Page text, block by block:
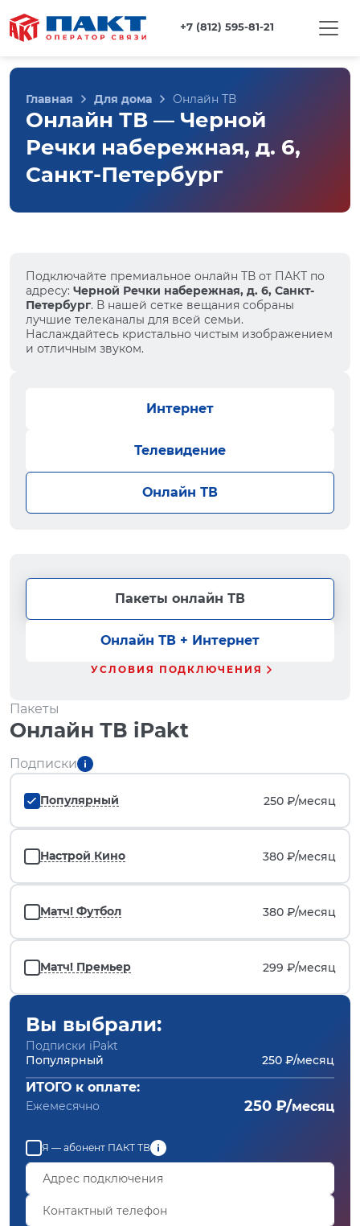
+7 (812) 595-81-21
Главная Для дома Онлайн ТВ
Онлайн ТВ — Черной
Речки набережная, д. 6,
Санкт-Петербург
Подключайте премиальное онлайн ТВ от ПАКТ по
адресу: Черной Речки набережная, д. 6, Санкт-
Петербург. В нашей сетке вещания собраны
лучшие телеканалы для всей семьи.
Наслаждайтесь кристально чистым изображением
и отличным звуком.
Интернет
Телевидение
Онлайн ТВ
Пакеты онлайн ТВ
Онлайн ТВ + Интернет
УСЛОВИЯ ПОДКЛЮЧЕНИЯ
Пакеты
Онлайн ТВ iPakt
Подписки
Популярный 250 ₽/месяц
Настрой Кино 380 ₽/месяц
Матч! Футбол 380 ₽/месяц
Матч! Премьер 299 ₽/месяц
Вы выбрали:
Подписки iPakt
Популярный
250 ₽/месяц
ИТОГО к оплате:
Ежемесячно 250 ₽/месяц
Я — абонент ПАКТ ТВ